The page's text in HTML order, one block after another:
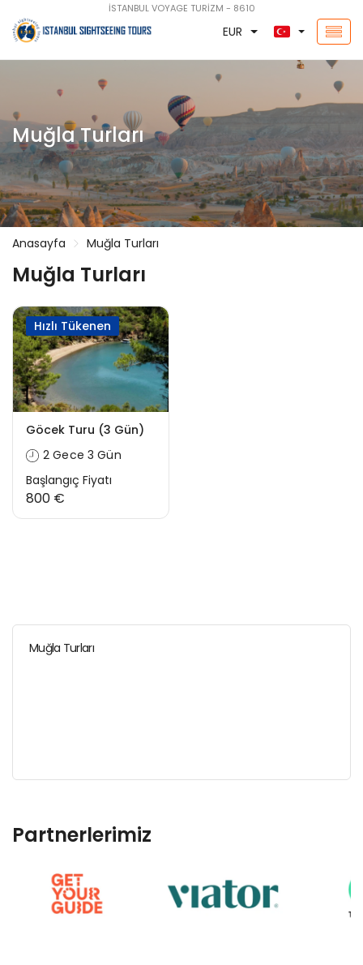
İSTANBUL VOYAGE TURİZM - 8610
EUR
Muğla Turları
Anasayfa Muğla Turları
Muğla Turları
Hızlı Tükenen
Göcek Turu (3 Gün)
2 Gece 3 Gün
Başlangıç Fiyatı
800 €
Muğla Turları
Partnerlerimiz